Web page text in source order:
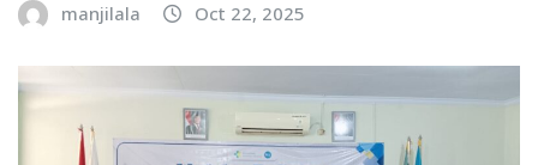
manjilala Oct 22, 2025